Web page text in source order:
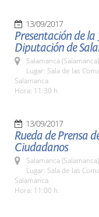
13/09/2017
Presentación de
Diputación de
Salamanca (Salamanca)
Lugar: Sala de las
Salamanca
Hora: 11:30 h.
13/09/2017
Rueda de Prensa
Ciudadanos
Salamanca (Salamanca)
Lugar: Sala de las
Salamanca
Hora: 11:00 h.